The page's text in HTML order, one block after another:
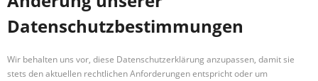
Datenschutzbestimmungen
Wir behalten uns vor, diese Datenschutzerklärung anzupassen, damit sie
stets den aktuellen rechtlichen Anforderungen entspricht oder um